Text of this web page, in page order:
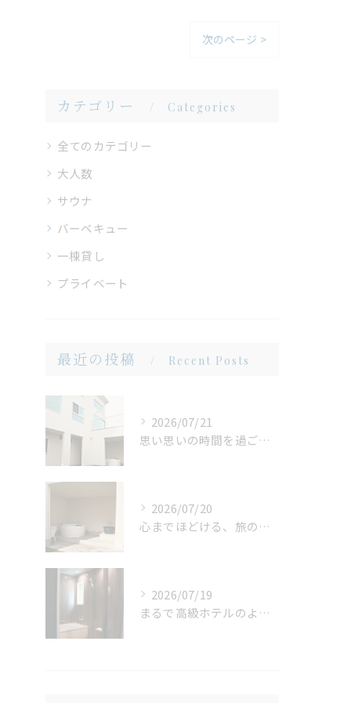
次のページ >
カテゴリー Categories
全てのカテゴリー
大人数
サウナ
バーベキュー
一棟貸し
プライベート
最近の投稿 Recent Posts
2026/07/21
思い思いの時間を過ごせる場所。広い庭だからこそ生まれる、心地よいひととき
2026/07/20
心までほどける、旅の締めくくり。広々ジャグジーで味わう、ゆったりとしたリラックスタイム
2026/07/19
まるで高級ホテルのような非日常。ガラス張りのバスルームで味わう贅沢なひととき